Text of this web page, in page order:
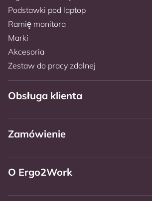
Podstawki pod laptop
Ramię monitora
Marki
Akcesoria
Zestaw do pracy zdalnej
Obsługa klienta
Zamówienie
O Ergo2Work